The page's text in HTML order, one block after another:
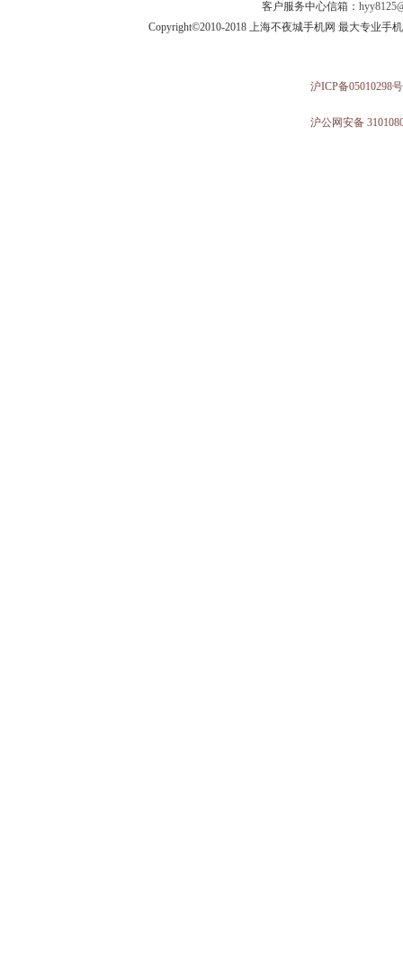
客户服务中心信箱：
Copyright©2010-2018 上海不夜城手机网 最大专业手
沪ICP备05010298号
沪公网安备